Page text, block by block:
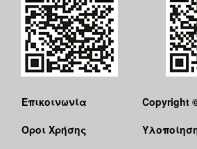
Επικοινωνία
Όροι Χρήσης
Copyright